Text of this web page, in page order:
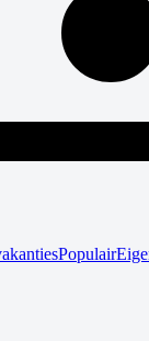
Populair